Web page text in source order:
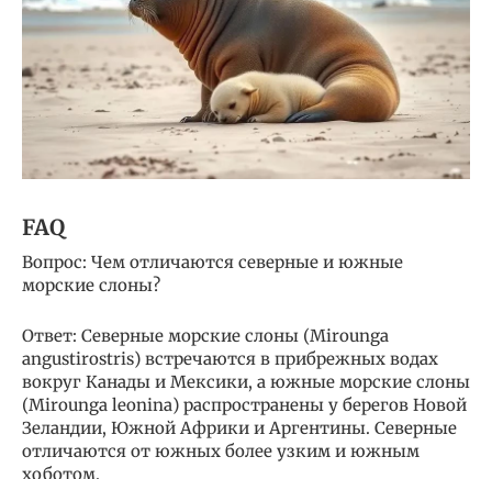
FAQ
Вопрос: Чем отличаются северные и южные
морские слоны?
Ответ: Северные морские слоны (Mirounga
angustirostris) встречаются в прибрежных водах
вокруг Канады и Мексики, а южные морские слоны
(Mirounga leonina) распространены у берегов Новой
Зеландии, Южной Африки и Аргентины. Северные
отличаются от южных более узким и южным
хоботом.